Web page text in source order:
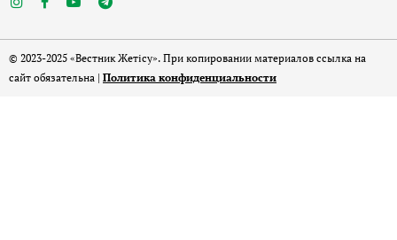
© 2023-2025 «Вестник Жетісу». При копировании материалов ссылка на
сайт обязательна | Политика конфиденциальности